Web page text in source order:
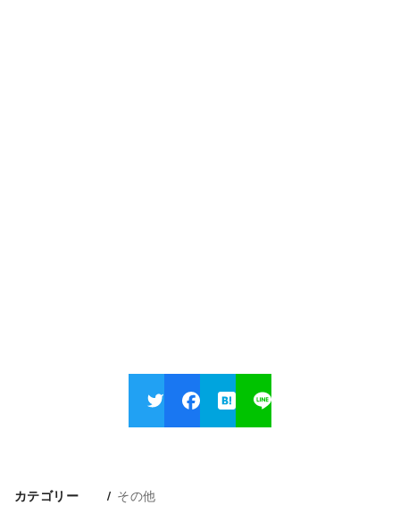
カテゴリー その他